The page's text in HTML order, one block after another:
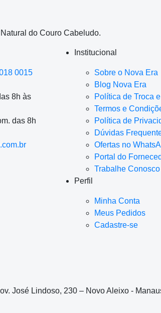
do Couro Cabeludo.
0015
8h às
das 8h
Institucional
Sobre o Nova Era
Blog Nova Era
Política de Troca
Termos e
Política de
Dúvidas
Ofertas no
Portal do
Trabalhe Conosco
Perfil
Minha Conta
Meus Pedidos
Cadastre-se
José Lindoso, 230 – Novo Aleixo -